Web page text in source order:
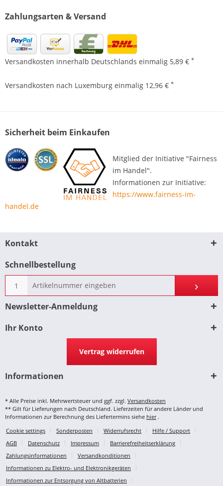
Zahlungsarten & Versand
Versandkosten innerhalb Deutschlands einmalig 5,89 € *
Versandkosten nach Luxemburg einmalig 12,96 € *
Sicherheit beim Einkaufen
Mitglied der Initiative "Fairness
im Handel".
Informationen zur Initiative:
https://www.fairness-im-
handel.de
Kontakt
Schnellbestellung
Newsletter-Anmeldung
Ihr Konto
Vertrag widerrufen
Informationen
* Alle Preise inkl. Mehrwertsteuer und ggf. zzgl. Versandkosten
** Gilt für Lieferungen nach Deutschland. Lieferzeiten für andere Länder und
Informationen zur Berechnung des Liefertermins siehe hier.
Cookie settings
Sonderposten Widerrufsrecht
Hilfe / Support
AGB
Datenschutz Impressum
Barrierefreiheitserklärung
Zahlungsinformationen
Versandkonditionen
Informationen zu Elektro- und Elektronikgeräten
Informationen zur Entsorgung von Altbatterien